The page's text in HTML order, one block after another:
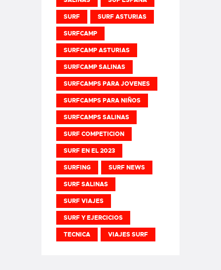
SURF SURF ASTURIAS
SURFCAMP
SURFCAMP ASTURIAS
SURFCAMP SALINAS
SURFCAMPS PARA JOVENES
SURFCAMPS PARA NIÑOS
SURFCAMPS SALINAS
SURF COMPETICION
SURF EN EL 2023
SURFING SURF NEWS
SURF SALINAS
SURF VIAJES
SURF Y EJERCICIOS
TECNICA VIAJES SURF